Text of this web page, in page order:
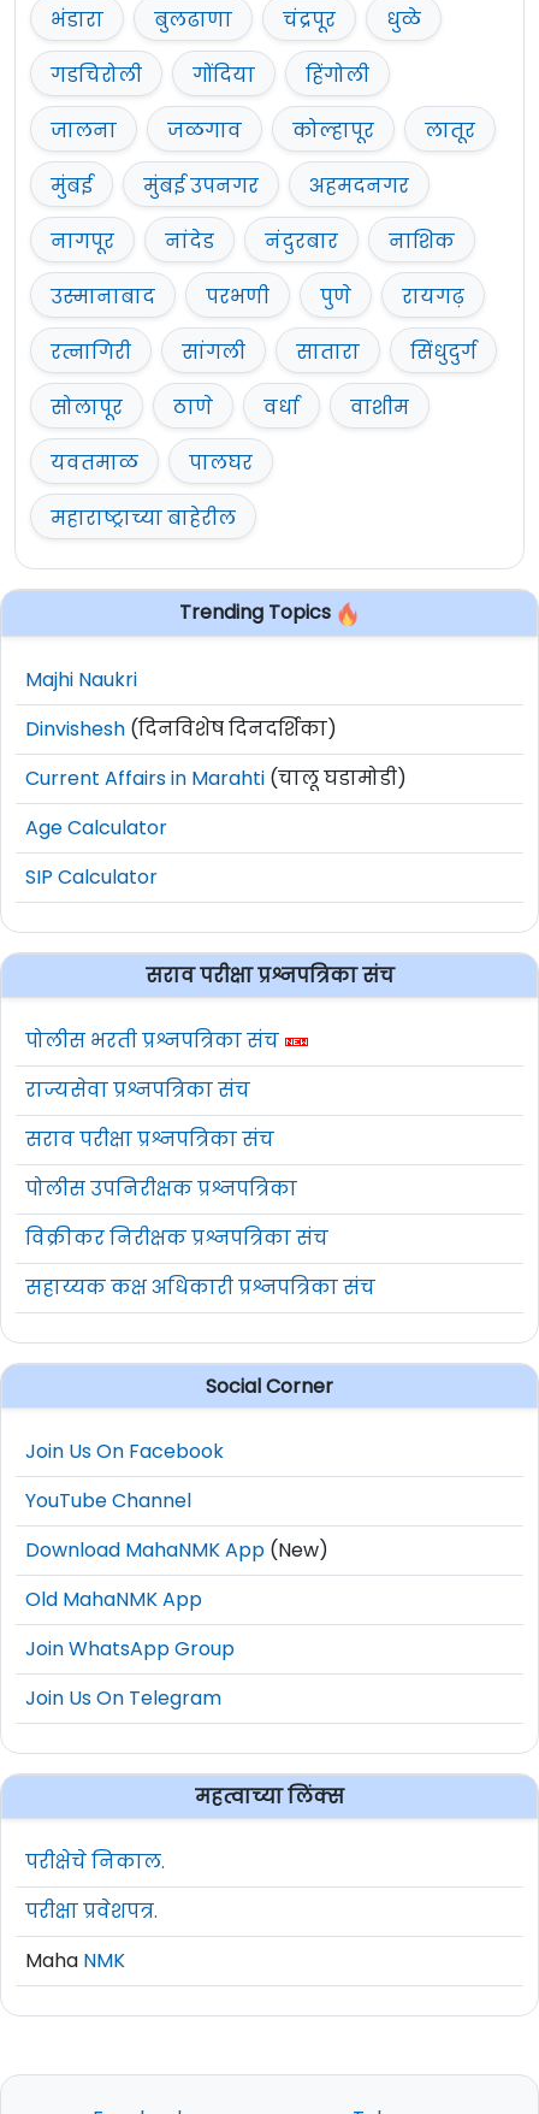
भंडारा
बुलढाणा चंद्रपूर
धुळे
गडचिरोली
गोंदिया
हिंगोली
जालना
जळगाव कोल्हापूर
लातूर
मुंबई
मुंबई उपनगर
अहमदनगर
नागपूर
नांदेड नंदुरबार
नाशिक
उस्मानाबाद
परभणी पुणे
रायगढ़
रत्नागिरी
सांगली सातारा
सिंधुदुर्ग
सोलापूर
ठाणे वर्धा
वाशीम
यवतमाळ
पालघर
महाराष्ट्राच्या बाहेरील
Trending Topics
Majhi Naukri
Dinvishesh (दिनविशेष दिनदर्शिका)
Current Affairs in Marahti (चालू घडामोडी)
Age Calculator
SIP Calculator
सराव परीक्षा प्रश्नपत्रिका संच
पोलीस भरती प्रश्नपत्रिका संच
राज्यसेवा प्रश्नपत्रिका संच
सराव परीक्षा प्रश्नपत्रिका संच
पोलीस उपनिरीक्षक प्रश्नपत्रिका
विक्रीकर निरीक्षक प्रश्नपत्रिका संच
सहाय्यक कक्ष अधिकारी प्रश्नपत्रिका संच
Social Corner
Join Us On Facebook
YouTube Channel
Download MahaNMK App (New)
Old MahaNMK App
Join WhatsApp Group
Join Us On Telegram
महत्वाच्या लिंक्स
परीक्षेचे निकाल.
परीक्षा प्रवेशपत्र.
Maha NMK